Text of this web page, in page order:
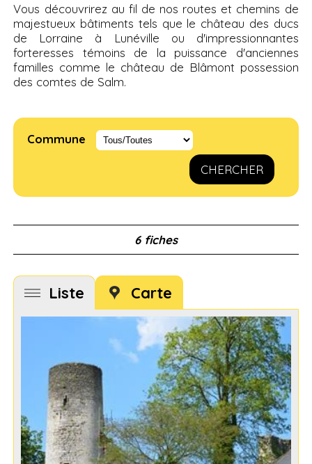
Vous découvrirez au fil de nos routes et chemins de
majestueux bâtiments tels que le château des ducs
de Lorraine à Lunéville ou d'impressionnantes
forteresses témoins de la puissance d'anciennes
familles comme le château de Blâmont possession
des comtes de Salm.
Commune
CHERCHER
6 fiches
Liste Carte